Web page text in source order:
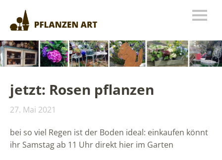
jetzt: Rosen pflanzen
27. Mai 2021
bei so viel Regen ist der Boden ideal: einkaufen könnt
ihr Samstag ab 11 Uhr direkt hier im Garten